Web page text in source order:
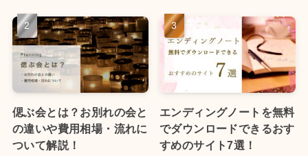
偲ぶ会とは？お別れの会と
の違いや費用相場・流れに
ついて解説！
エンディングノートを無料
でダウンロードできるおす
すめのサイト7選！